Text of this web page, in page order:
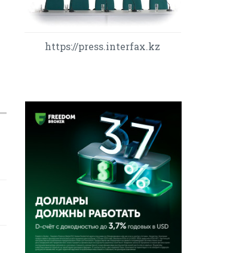
https://press.interfax.kz